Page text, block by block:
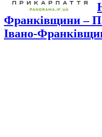
Франківщини –
Івано-